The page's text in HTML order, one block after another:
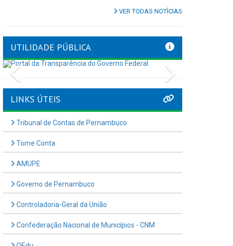
VER TODAS NOTÍCIAS
UTILIDADE PÚBLICA
Previous
LINKS ÚTEIS
Tribunal de Contas de Pernambuco
Tome Conta
AMUPE
Governo de Pernambuco
Controladoria-Geral da União
Confederação Nacional de Municípios - CNM